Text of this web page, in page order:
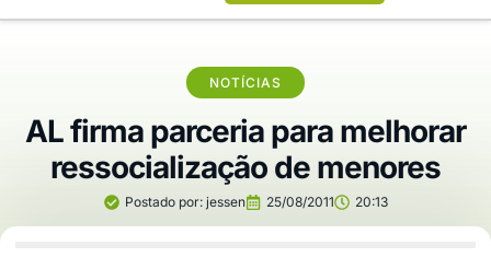
NOTÍCIAS
AL firma parceria para melhorar
ressocialização de menores
Postado por:jessen 25/08/2011 20:13